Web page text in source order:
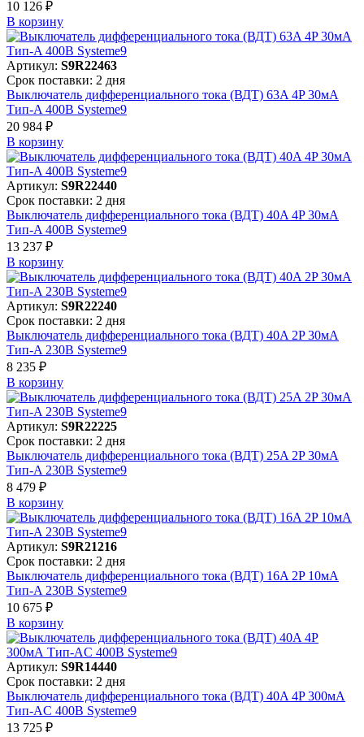
10 126 ₽
В корзинy
Артикул: S9R22463
Срок поставки: 2 дня
Выключатель дифференциального тока (ВДТ) 63A 4P 30мА
Тип-A 400В Systeme9
20 984 ₽
В корзинy
Артикул: S9R22440
Срок поставки: 2 дня
Выключатель дифференциального тока (ВДТ) 40A 4P 30мА
Тип-A 400В Systeme9
13 237 ₽
В корзинy
Артикул: S9R22240
Срок поставки: 2 дня
Выключатель дифференциального тока (ВДТ) 40A 2P 30мА
Тип-A 230В Systeme9
8 235 ₽
В корзинy
Артикул: S9R22225
Срок поставки: 2 дня
Выключатель дифференциального тока (ВДТ) 25A 2P 30мА
Тип-A 230В Systeme9
8 479 ₽
В корзинy
Артикул: S9R21216
Срок поставки: 2 дня
Выключатель дифференциального тока (ВДТ) 16A 2P 10мА
Тип-A 230В Systeme9
10 675 ₽
В корзинy
Артикул: S9R14440
Срок поставки: 2 дня
Выключатель дифференциального тока (ВДТ) 40A 4P 300мА
Тип-AC 400В Systeme9
13 725 ₽